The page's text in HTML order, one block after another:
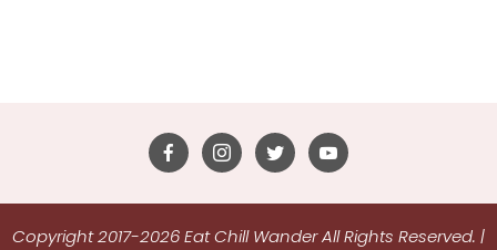
Copyright 2017-2026 Eat Chill Wander All Rights Reserved. |